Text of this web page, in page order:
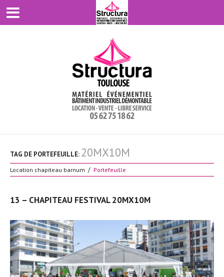
TAG DE PORTEFEUILLE: 20MX10M
Location chapiteau barnum Portefeuille
13 – CHAPITEAU FESTIVAL 20MX10M